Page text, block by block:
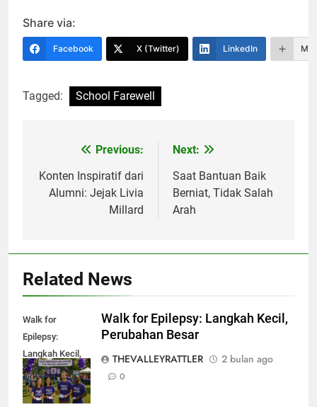
Share via:
Facebook X (Twitter) LinkedIn
Tagged: School Farewell
Navigasi
pos
Previous:
Konten Inspiratif dari
Alumni: Jejak Livia
Millard
Next:
Saat Bantuan Baik
Berniat, Tidak Salah
Arah
Related News
Walk for
Epilepsy:
Langkah Kecil,
Perubahan
Besar
Walk for Epilepsy: Langkah Kecil,
Perubahan Besar
THEVALLEYRATTLER
2 bulan ago
0